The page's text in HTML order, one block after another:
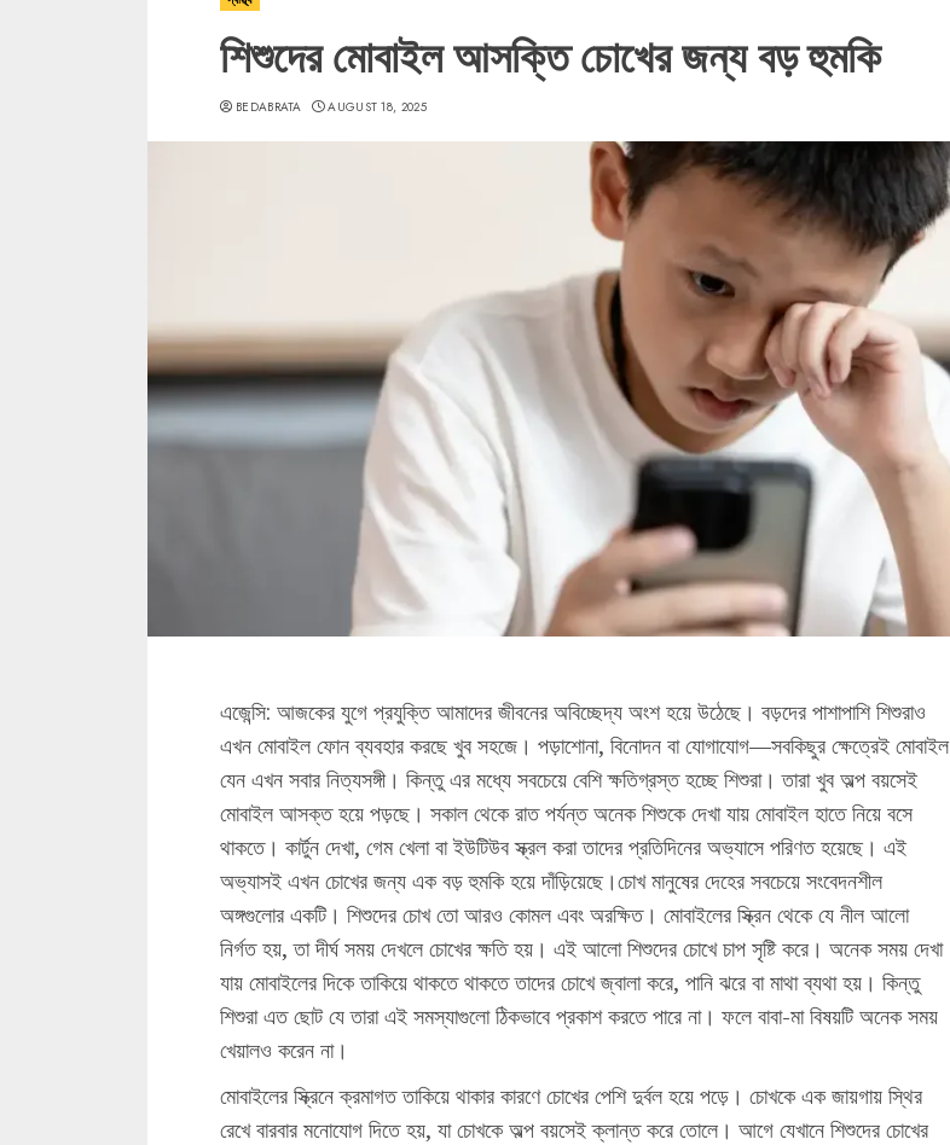
শিশুদের মোবাইল আসক্তি চোখের জন্য বড় হুমকি
BEDABRATA AUGUST 18, 2025
এজেন্সি: আজকের যুগে প্রযুক্তি আমাদের জীবনের অবিচ্ছেদ্য অংশ হয়ে উঠেছে। বড়দের পাশাপাশি শিশুরাও
এখন মোবাইল ফোন ব্যবহার করছে খুব সহজে। পড়াশোনা, বিনোদন বা যোগাযোগ—সবকিছুর ক্ষেত্রেই মোবাইল
যেন এখন সবার নিত্যসঙ্গী। কিন্তু এর মধ্যে সবচেয়ে বেশি ক্ষতিগ্রস্ত হচ্ছে শিশুরা। তারা খুব অল্প বয়সেই
মোবাইল আসক্ত হয়ে পড়ছে। সকাল থেকে রাত পর্যন্ত অনেক শিশুকে দেখা যায় মোবাইল হাতে নিয়ে বসে
থাকতে। কার্টুন দেখা, গেম খেলা বা ইউটিউব স্ক্রল করা তাদের প্রতিদিনের অভ্যাসে পরিণত হয়েছে। এই
অভ্যাসই এখন চোখের জন্য এক বড় হুমকি হয়ে দাঁড়িয়েছে।চোখ মানুষের দেহের সবচেয়ে সংবেদনশীল
অঙ্গগুলোর একটি। শিশুদের চোখ তো আরও কোমল এবং অরক্ষিত। মোবাইলের স্ক্রিন থেকে যে নীল আলো
নির্গত হয়, তা দীর্ঘ সময় দেখলে চোখের ক্ষতি হয়। এই আলো শিশুদের চোখে চাপ সৃষ্টি করে। অনেক সময় দেখা
যায় মোবাইলের দিকে তাকিয়ে থাকতে থাকতে তাদের চোখে জ্বালা করে, পানি ঝরে বা মাথা ব্যথা হয়। কিন্তু
শিশুরা এত ছোট যে তারা এই সমস্যাগুলো ঠিকভাবে প্রকাশ করতে পারে না। ফলে বাবা-মা বিষয়টি অনেক সময়
খেয়ালও করেন না।
মোবাইলের স্ক্রিনে ক্রমাগত তাকিয়ে থাকার কারণে চোখের পেশি দুর্বল হয়ে পড়ে। চোখকে এক জায়গায় স্থির
রেখে বারবার মনোযোগ দিতে হয়, যা চোখকে অল্প বয়সেই ক্লান্ত করে তোলে। আগে যেখানে শিশুদের চোখের